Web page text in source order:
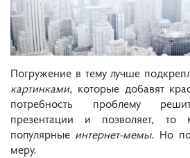
Погружение в тему лучше
картинками, которые добавят
потребность проблему
презентации и позволяет, то
популярные интернет-мемы. Но
меру.